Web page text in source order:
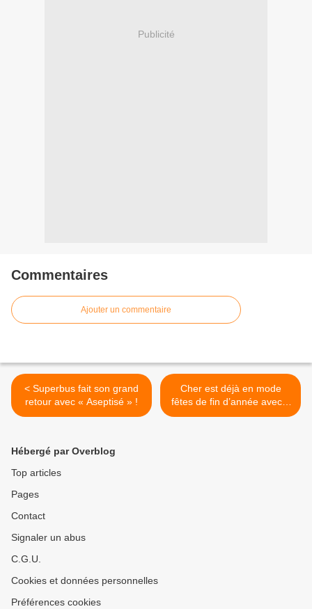
Publicité
Commentaires
Ajouter un commentaire
< Superbus fait son grand
retour avec « Aseptisé » !
Cher est déjà en mode
fêtes de fin d’année avec «
Christmas » ! >
Hébergé par Overblog
Top articles
Pages
Contact
Signaler un abus
C.G.U.
Cookies et données personnelles
Préférences cookies